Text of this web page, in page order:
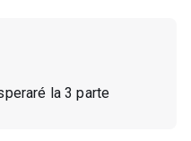
la 3 parte